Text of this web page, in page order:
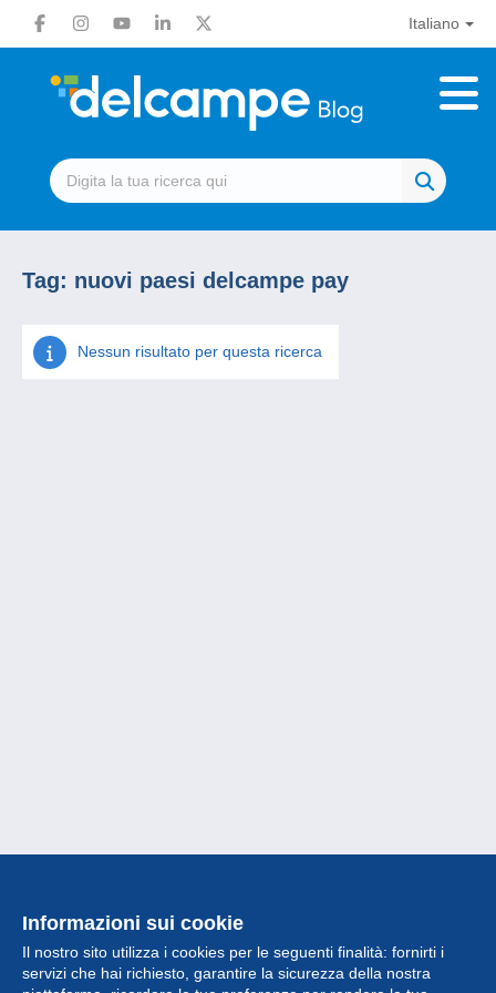
Italiano
Tag: nuovi paesi delcampe pay
Nessun risultato per questa ricerca
Informazioni sui cookie
Il nostro sito utilizza i cookies per le seguenti finalità: fornirti i
servizi che hai richiesto, garantire la sicurezza della nostra